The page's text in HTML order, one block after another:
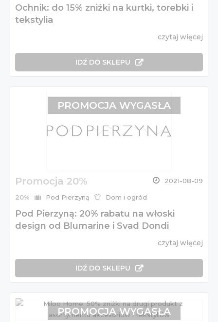
Ochnik: do 15% zniżki na kurtki, torebki i
tekstylia
czytaj więcej
IDŹ DO SKLEPU
Promocja 20% 2021-08-09
20% Pod Pierzyną Dom i ogród
Pod Pierzyną: 20% rabatu na włoski
design od Blumarine i Svad Dondi
czytaj więcej
IDŹ DO SKLEPU
PROMOCJA WYGASŁA
PROMOCJA WYGASŁA